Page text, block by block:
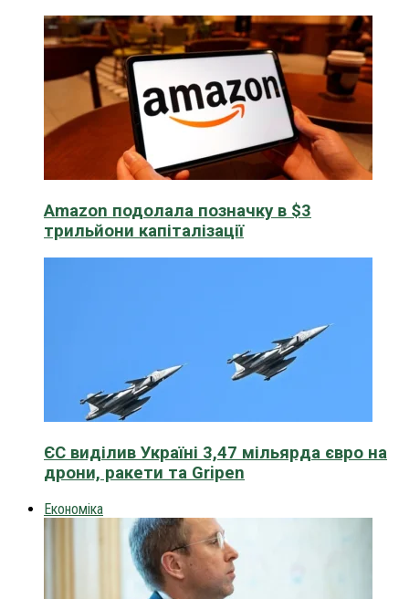
Amazon подолала позначку в $3
трильйони капіталізації
ЄС виділив Україні 3,47 мільярда євро на
дрони, ракети та Gripen
Економіка